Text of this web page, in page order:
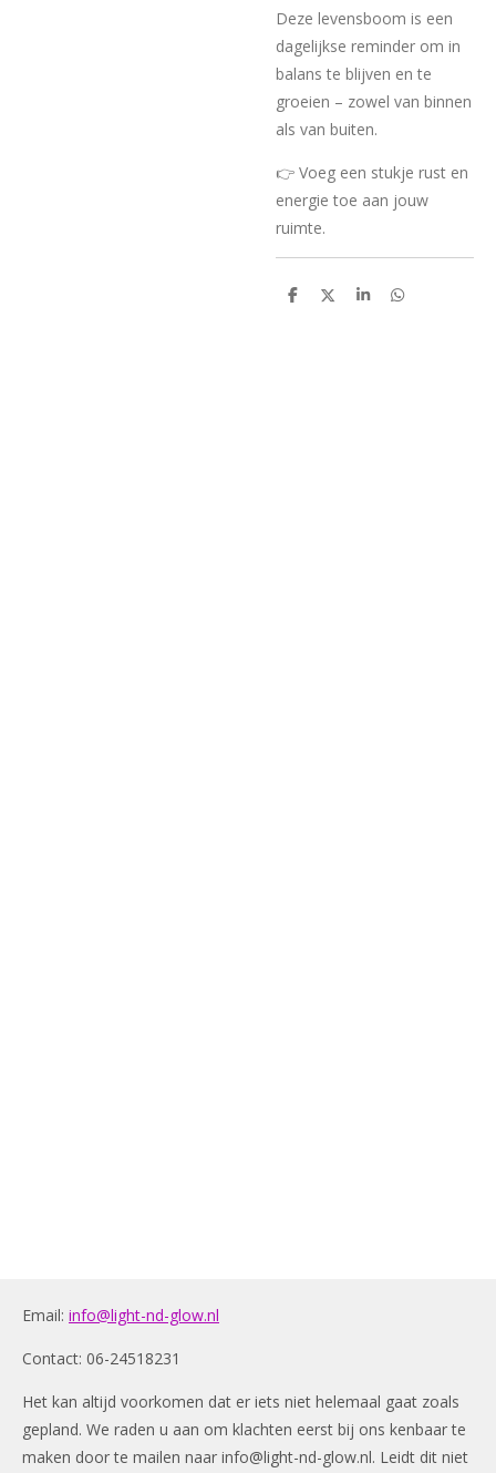
Deze levensboom is een
dagelijkse reminder om in
balans te blijven en te
groeien – zowel van binnen
als van buiten.
👉 Voeg een stukje rust en
energie toe aan jouw
ruimte.
D
D
S
D
Email: info@light-nd-glow.nl
Contact: 06-24518231
Het kan altijd voorkomen dat er iets niet helemaal gaat zoals
gepland. We raden u aan om klachten eerst bij ons kenbaar te
maken door te mailen naar info@light-nd-glow.nl. Leidt dit niet